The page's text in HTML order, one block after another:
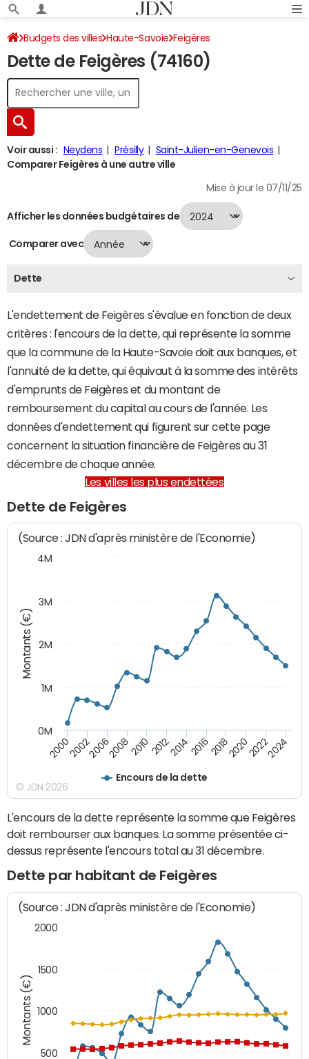
Budgets des villes Haute-Savoie Feigères
Dette au 31/12/2024
Dette de Feigères (74160)
Voir aussi : Neydens Présilly
Saint-Julien-en-Genevois
Comparer Feigères à une autre ville
Mise à jour le 07/11/25
Afficher les données budgétaires de
Comparer avec
Dette
L'endettement de Feigères s'évalue en fonction de deux
critères : l'encours de la dette, qui représente la somme
que la commune de la Haute-Savoie doit aux banques, et
l'annuité de la dette, qui équivaut à la somme des intérêts
d'emprunts de Feigères et du montant de
remboursement du capital au cours de l'année. Les
données d'endettement qui figurent sur cette page
concernent la situation financière de Feigères au 31
décembre de chaque année.
Les villes les plus endettées
Dette de Feigères
Montants (€)
(Source : JDN d'après ministère de l'Economie)
Encours de la dette
20002002200620082010 2012201420162018202020222024
0M
1M
2M
3M
4M
© JDN 2026
L'encours de la dette représente la somme que Feigères
doit rembourser aux banques. La somme présentée ci-
dessus représente l'encours total au 31 décembre.
Dette par habitant de Feigères
Montants (€)
(Source : JDN d'après ministère de l'Economie)
500
1000
1500
2000